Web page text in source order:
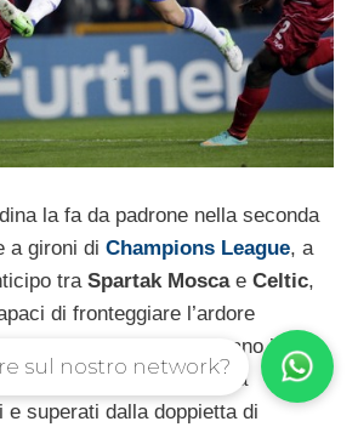
la fa da padrone nella seconda
a gironi di Champions League, a
tra Spartak Moscae Celtic,
di fronteggiare l’ardore
Gli ospiti passavano in
al 12′ della ripresa, ma
e superati dalla doppietta di
sul nostro network?